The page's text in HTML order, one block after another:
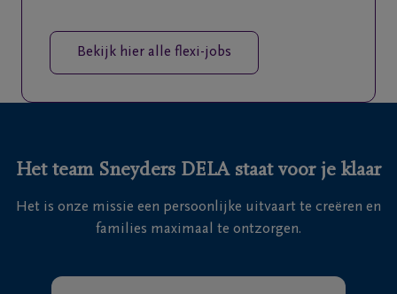
Bekijk hier alle flexi-jobs
Het team Sneyders DELA staat voor je klaar
Het is onze missie een persoonlijke uitvaart te creëren en
families maximaal te ontzorgen.